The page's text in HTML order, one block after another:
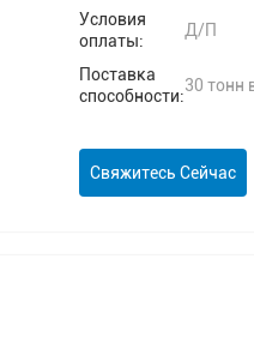
Условия
оплаты:
Д/П
Поставка
способности:
30 тонн
Свяжитесь Сейчас